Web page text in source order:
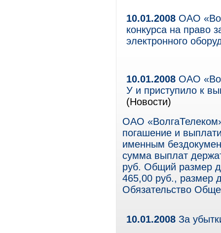
10.01.2008 ОАО
конкурса на право
электронного
10.01.2008 ОАО
У и приступило к
(Новости)
ОАО
погашение и
именным
сумма выплат
руб. Общий размер
465,00 руб., размер
Обязательство
10.01.2008 За